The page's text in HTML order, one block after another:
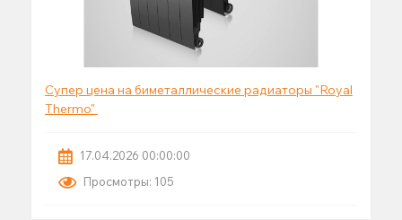
Супер цена на биметаллические радиаторы "Royal
Thermo"
17.04.2026 00:00:00
Просмотры: 105